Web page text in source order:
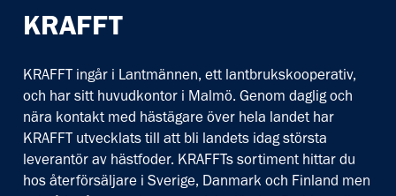
KRAFFT
KRAFFT ingår i Lantmännen, ett lantbrukskooperativ,
och har sitt huvudkontor i Malmö. Genom daglig och
nära kontakt med hästägare över hela landet har
KRAFFT utvecklats till att bli landets idag största
leverantör av hästfoder. KRAFFTs sortiment hittar du
hos återförsäljare i Sverige, Danmark och Finland men